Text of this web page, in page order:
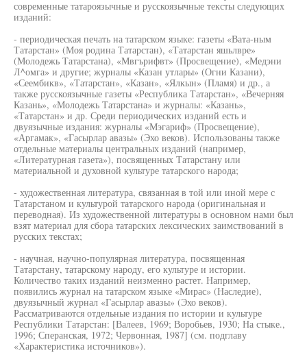
современные татароязычные и русскоязычные тексты следующих
изданий:
- периодическая печать на татарском языке: газеты «Вата-ным
Татарстан» (Моя родина Татарстан), «Татарстан яшьлвре»
(Молодежь Татарстана), «Мвгърифвт» (Просвещение), «Медэни
Л^омга» и другие; журналы «Казан утлары» (Огни Казани),
«Сеембикв», «Татарстан», «Казан», «Ялкын» (Пламя) и др., а
также русскоязычные газеты «Республика Татарстан», «Вечерняя
Казань», «Молодежь Татарстана» и журналы: «Казань»,
«Татарстан» и др. Среди периодических изданий есть и
двуязычные издания: журналы «Мэгариф» (Просвещение),
«Аргамак», «Гасырлар авазы» (Эхо веков). Использованы также
отдельные материалы центральных изданий (например,
«Литературная газета»), посвященных Татарстану или
материальной и духовной культуре татарского народа;
- художественная литература, связанная в той или иной мере с
Татарстаном и культурой татарского народа (оригинальная и
переводная). Из художественной литературы в основном нами был
взят материал для сбора татарских лексических заимствований в
русских текстах;
- научная, научно-популярная литература, посвященная
Татарстану, татарскому народу, его культуре и истории.
Количество таких изданий неизменно растет. Например,
появились журнал на татарском языке «Мирас» (Наследие),
двуязычный журнал «Гасырлар авазы» (Эхо веков).
Рассматриваются отдельные издания по истории и культуре
Республики Татарстан: [Валеев, 1969; Воробьев, 1930; На стыке.,
1996; Сперанская, 1972; Червонная, 1987] (см. подглаву
«Характеристика источников»).